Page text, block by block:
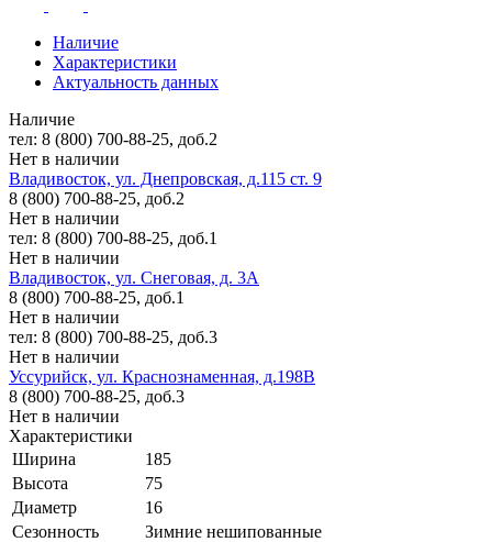
Наличие
Характеристики
Актуальность данных
Наличие
тел: 8 (800) 700-88-25, доб.2
Нет в наличии
Владивосток, ул. Днепровская, д.115 ст. 9
8 (800) 700-88-25, доб.2
Нет в наличии
тел: 8 (800) 700-88-25, доб.1
Нет в наличии
Владивосток, ул. Снеговая, д. 3А
8 (800) 700-88-25, доб.1
Нет в наличии
тел: 8 (800) 700-88-25, доб.3
Нет в наличии
Уссурийск, ул. Краснознаменная, д.198В
8 (800) 700-88-25, доб.3
Нет в наличии
Характеристики
Ширина
185
Высота
75
Диаметр
16
Сезонность
Зимние нешипованные